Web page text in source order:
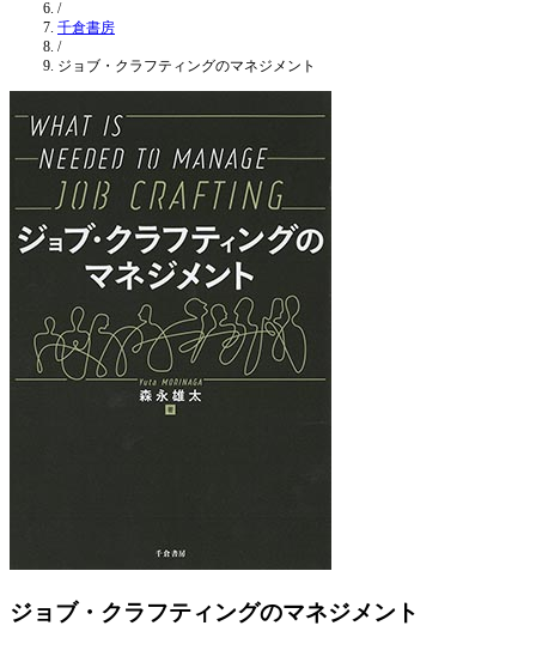
/
千倉書房
/
ジョブ・クラフティングのマネジメント
ジョブ・クラフティングのマネジメント